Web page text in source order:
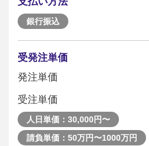
銀行振込
受発注単価
発注単価
受注単価
人日単価：30,000円〜
請負単価：50万円〜1000万円